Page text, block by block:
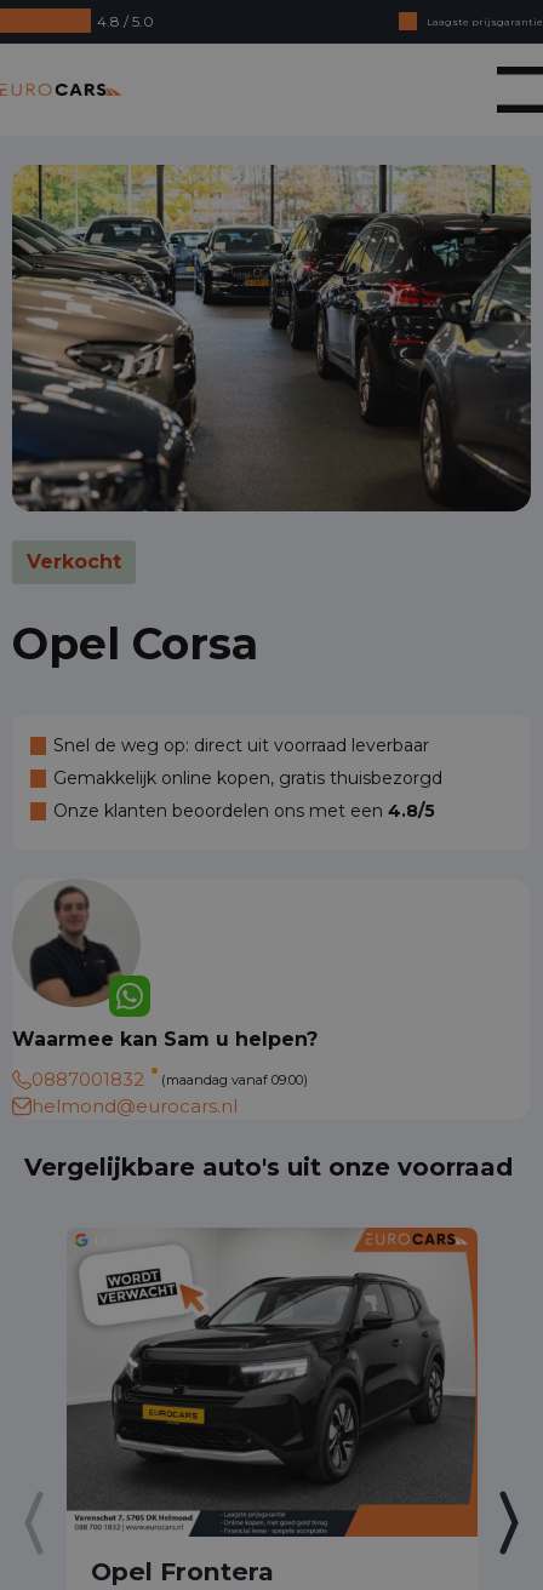
4.8 / 5.0
Laagste prijsgarantie
Online kopen, niet goed geld terug
Financial lease - Soepele acceptatie
Verkocht
Opel Corsa
Snel de weg op: direct uit voorraad leverbaar
Gemakkelijk online kopen, gratis thuisbezorgd
Onze klanten beoordelen ons met een 4.8/5
Waarmee kan Sam u helpen?
0887001832
(maandag vanaf 09:00)
helmond@eurocars.nl
Vergelijkbare auto's uit onze voorraad
Opel Frontera